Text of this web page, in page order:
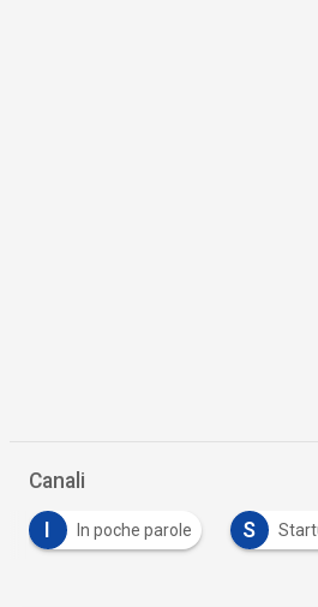
Canali
In poche parole S